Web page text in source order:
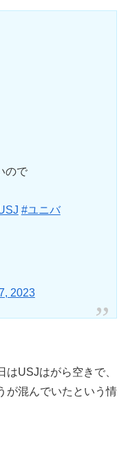
ので
#ユニバ
2023
USJはがら空きで、
が混んでいたという情